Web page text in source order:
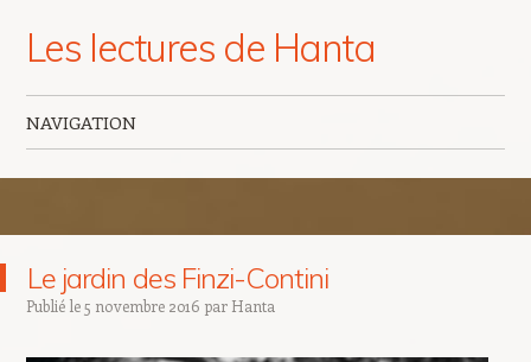
Les lectures de Hanta
NAVIGATION
Le jardin des Finzi-Contini
Publié le5 novembre 2016 par Hanta